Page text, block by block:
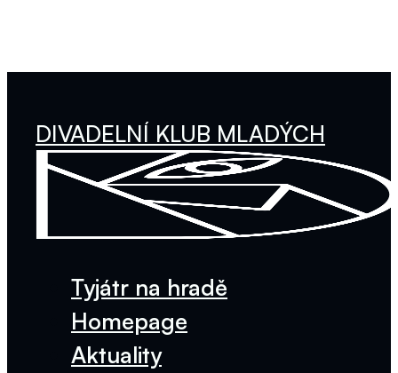
DIVADELNÍ KLUB MLADÝCH
Tyjátr na hradě
Homepage
Aktuality